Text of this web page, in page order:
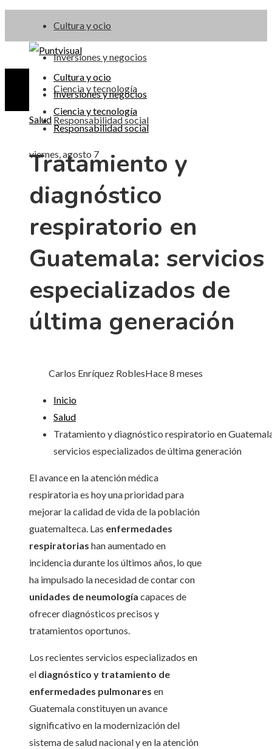
Cultura y ocio
Inversiones y negocios
Ciencia y tecnología
Responsabilidad social
viernes, agosto 7
Cultura y ocio
Inversiones y negocios
Ciencia y tecnología
Responsabilidad social
Salud
Tratamiento y
diagnóstico
respiratorio en
Guatemala: servicios
especializados de
última generación
Carlos Enríquez RoblesHace 8 meses
Inicio
Salud
Tratamiento y diagnóstico respiratorio en
servicios especializados de última generación
El avance en la atención médica
respiratoria es hoy una prioridad para
mejorar la calidad de vida de la población
guatemalteca. Las enfermedades
respiratorias han aumentado en
incidencia durante los últimos años, lo que
ha impulsado la necesidad de contar con
unidades de neumología capaces de
ofrecer diagnósticos precisos y
tratamientos oportunos.
Los recientes servicios especializados en
el diagnóstico y tratamiento de
enfermedades pulmonares en
Guatemala constituyen un avance
significativo en la modernización del
sistema de salud nacional y en la atención